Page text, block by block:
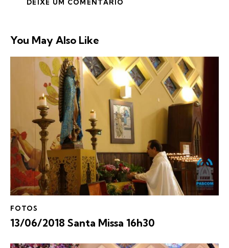
You May Also Like
FOTOS
13/06/2018 Santa Missa 16h30